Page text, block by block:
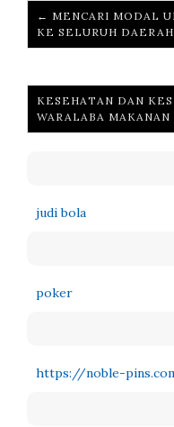
← MENCARI MODAL
KE SELURUH DAERAH
KESEHATAN DAN
WARALABA
judi bola
poker
https://noble-